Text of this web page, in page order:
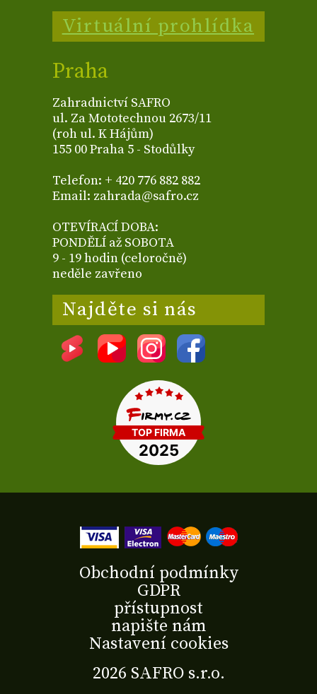
Virtuální prohlídka
Praha
Zahradnictví SAFRO
ul. Za Mototechnou 2673/11
(roh ul. K Hájům)
155 00 Praha 5 - Stodůlky
Telefon: + 420 776 882 882
Email: zahrada@safro.cz
OTEVÍRACÍ DOBA:
PONDĚLÍ až SOBOTA
9 - 19 hodin (celoročně)
neděle zavřeno
Najděte si nás
2026 SAFRO s.r.o.
Obchodní podmínky
GDPR
přístupnost
napište nám
Nastavení cookies